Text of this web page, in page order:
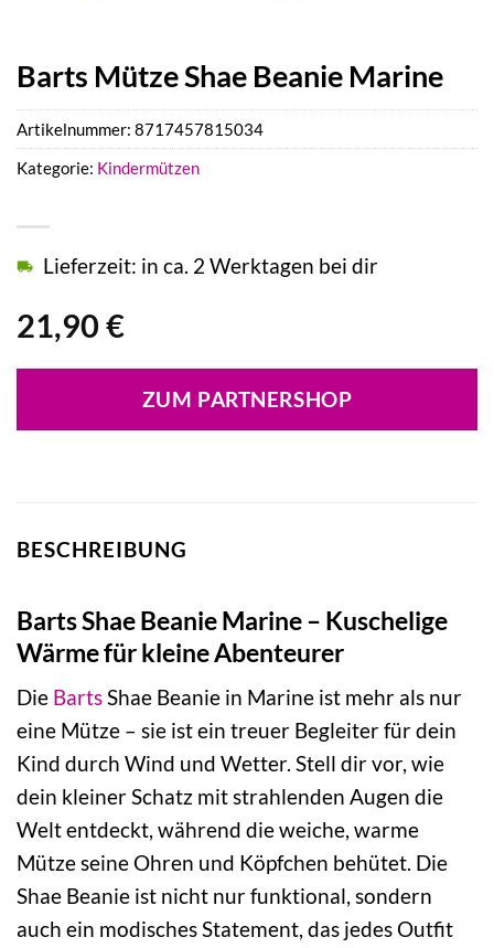
Barts Mütze Shae Beanie Marine
21,90 €
Lieferzeit: in ca. 2 Werktagen bei dir
ZUM PARTNERSHOP
Artikelnummer: 8717457815034
Kategorie: Kindermützen
BESCHREIBUNG
Barts Shae Beanie Marine – Kuschelige
Wärme für kleine Abenteurer
Die BartsShae Beanie in Marine ist mehr als nur
eine Mütze – sie ist ein treuer Begleiter für dein
Kind durch Wind und Wetter. Stell dir vor, wie
dein kleiner Schatz mit strahlenden Augen die
Welt entdeckt, während die weiche, warme
Mütze seine Ohren und Köpfchen behütet. Die
Shae Beanie ist nicht nur funktional, sondern
auch ein modisches Statement, das jedes Outfit